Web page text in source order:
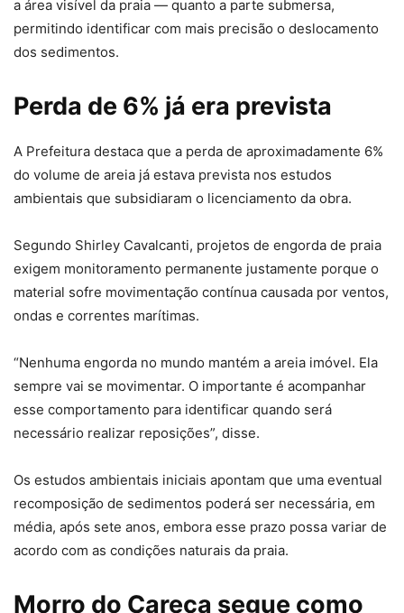
a área visível da praia — quanto a parte submersa,
permitindo identificar com mais precisão o deslocamento
dos sedimentos.
Perda de 6% já era prevista
A Prefeitura destaca que a perda de aproximadamente 6%
do volume de areia já estava prevista nos estudos
ambientais que subsidiaram o licenciamento da obra.
Segundo Shirley Cavalcanti, projetos de engorda de praia
exigem monitoramento permanente justamente porque o
material sofre movimentação contínua causada por ventos,
ondas e correntes marítimas.
“Nenhuma engorda no mundo mantém a areia imóvel. Ela
sempre vai se movimentar. O importante é acompanhar
esse comportamento para identificar quando será
necessário realizar reposições”, disse.
Os estudos ambientais iniciais apontam que uma eventual
recomposição de sedimentos poderá ser necessária, em
média, após sete anos, embora esse prazo possa variar de
acordo com as condições naturais da praia.
Morro do Careca segue como